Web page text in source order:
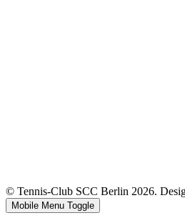
© Tennis-Club SCC Berlin 2026.
Mobile Menu Toggle